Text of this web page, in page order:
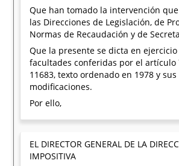
Que han tomado la intervención
las Direcciones de Legislación, de
Normas de Recaudación y de
Que la presente se dicta en ejercicio
facultades conferidas por el artículo
11683, texto ordenado en 1978 y sus
modificaciones.
Por ello,
EL DIRECTOR GENERAL DE LA
IMPOSITIVA